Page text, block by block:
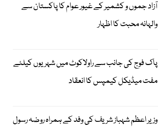
آزاد جموں و کشمیر کے غیور عوام کا پاکستان سے
والہانہ محبت کا اظہار
پاک فوج کی جانب سے راولاکوٹ میں شہریوں کیلئے
مفت میڈیکل کیمپس کا انعقاد
وزیر اعظم شہباز شریف کی وفد کے ہمراہ روضہ رسول